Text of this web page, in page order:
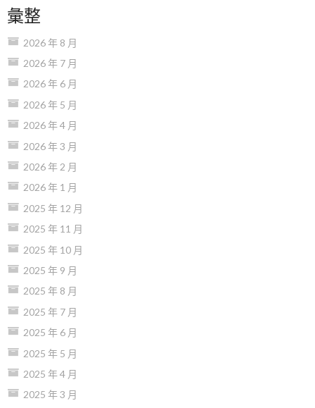
彙整
2026 年 8 月
2026 年 7 月
2026 年 6 月
2026 年 5 月
2026 年 4 月
2026 年 3 月
2026 年 2 月
2026 年 1 月
2025 年 12 月
2025 年 11 月
2025 年 10 月
2025 年 9 月
2025 年 8 月
2025 年 7 月
2025 年 6 月
2025 年 5 月
2025 年 4 月
2025 年 3 月